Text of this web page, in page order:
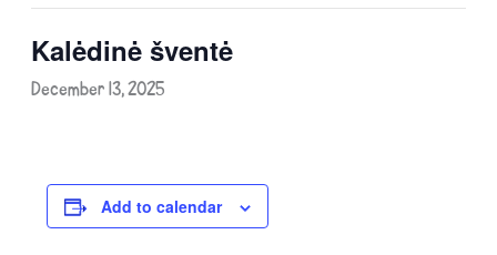
Kalėdinė šventė
December 13, 2025
Add to calendar